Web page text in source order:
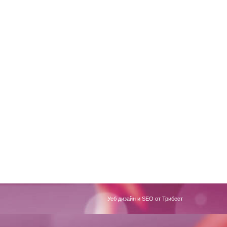
Уеб дизайн и SEO от Трибест